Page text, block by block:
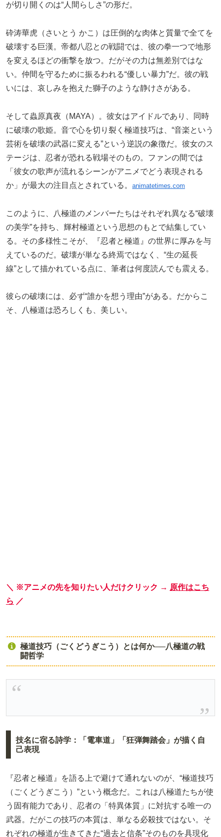
が切り開くのは“人間らしさ”の形だ。
砕涛華虎（さいとう かこ）は圧倒的な肉体と質量で全てを
破壊する巨漢。帝都八忍との戦闘では、彼の拳一つで地形
を変えるほどの衝撃を放つ。だがその力は無差別ではな
い。仲間を守るために振るわれる“優しい暴力”だ。彼の戦
いには、哀しみを抱えた獅子のような静けさがある。
そして蟲原真夜（MAYA）。彼女はアイドルであり、同時
に破壊の歌姫。音で心を切り裂く極道技巧は、“音楽という
芸術を破壊の武器に変える”という逆説の象徴だ。彼女のス
テージは、忍者が恐れる戦場そのもの。ファンの間では
「彼女の歌声が流れるシーンがアニメでどう表現される
か」が最大の注目点とされている。 animatetimes.com
このように、八極道のメンバーたちはそれぞれ異なる“破壊
の美学”を持ち、輝村極道という思想のもとで結集してい
る。その多様性こそが、『忍者と極道』の世界に厚みを与
えているのだ。破壊が単なる終焉ではなく、“生の延長
線”として描かれている点に、筆者は何度読んでも震える。
彼らの破壊には、必ず“誰かを想う理由”がある。だからこ
そ、八極道は恐ろしくも、美しい。
＼ ※アニメの先を知りたい人だけクリック → 原作はこち
ら ／
極道技巧（ごくどうぎこう）とは何か──八極道の戦
闘哲学
技名に宿る詩学：「電車道」「狂弾舞踏会」が描く自
己表現
『忍者と極道』を語る上で避けて通れないのが、“極道技巧
（ごくどうぎこう）”という概念だ。これは八極道たちが使
う固有能力であり、忍者の「特異体質」に対抗する唯一の
武器。だがこの技巧の本質は、単なる必殺技ではない。そ
れぞれの極道が生きてきた“過去と信条”そのものを具現化